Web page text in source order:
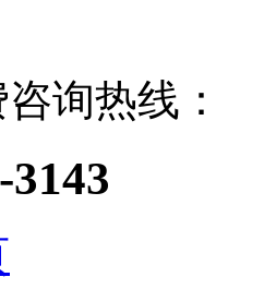
询热线：
3143